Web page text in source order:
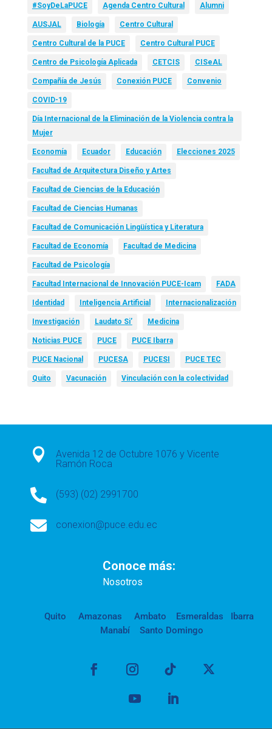
#SoyDeLaPUCE Agenda Centro Cultural Alumni
AUSJAL Biología Centro Cultural
Centro Cultural de la PUCE Centro Cultural PUCE
Centro de Psicología Aplicada CETCIS CISeAL
Compañía de Jesús Conexión PUCE Convenio
COVID-19
Día Internacional de la Eliminación de la Violencia contra la
Mujer
Economía Ecuador Educación Elecciones 2025
Facultad de Arquitectura Diseño y Artes
Facultad de Ciencias de la Educación
Facultad de Ciencias Humanas
Facultad de Comunicación Lingüística y Literatura
Facultad de Economía Facultad de Medicina
Facultad de Psicología
Facultad Internacional de Innovación PUCE-Icam FADA
Identidad Inteligencia Artificial Internacionalización
Investigación Laudato Si’ Medicina
Noticias PUCE PUCE PUCE Ibarra
PUCE Nacional PUCESA PUCESI PUCE TEC
Quito Vacunación Vinculación con la colectividad

Avenida 12 de Octubre 1076 y Vicente
Ramón Roca
 (593) (02) 2991700
 conexion@puce.edu.ec
Conoce más:
Nosotros
Quito Amazonas Ambato Esmeraldas
Ibarra
Manabí
Santo Domingo